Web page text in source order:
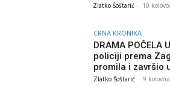
Zlatko Šoštarić - 10
CRNA KRONIKA
DRAMA POČELA
policiji prema
promila i završio
Zlatko Šoštarić - 9